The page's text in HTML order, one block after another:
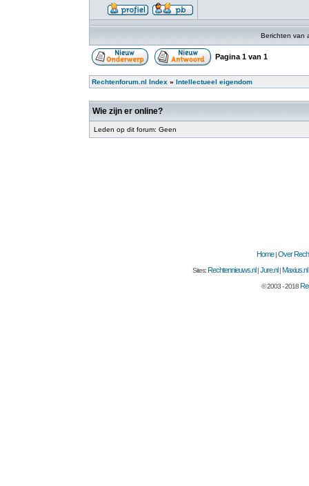
Berichten van
Pagina 1 van 1
Rechtenforum.nl Index » Intellectueel eigendom
Wie zijn er online?
Leden op dit forum: Geen
Home|Over
Sites:Rechtennieuws.nl |Jure.nl |Maxius.nl
© 2003 - 2018